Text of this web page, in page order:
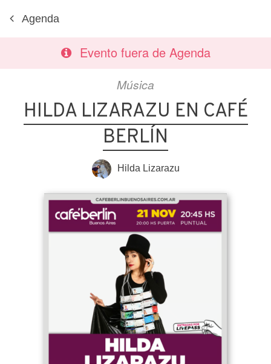
Agenda
Evento fuera de Agenda
Música
HILDA LIZARAZU EN CAFÉ
BERLÍN
Hilda Lizarazu